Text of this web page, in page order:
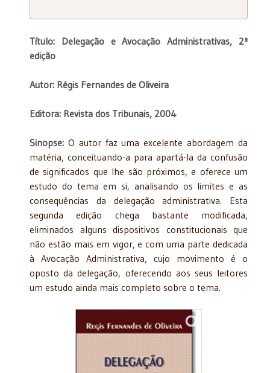
Título: Delegação e Avocação Administrativas, 2ª
edição
Autor: Régis Fernandes de Oliveira
Editora: Revista dos Tribunais, 2004
Sinopse: O autor faz uma excelente abordagem da
matéria, conceituando-a para apartá-la da confusão
de significados que lhe são próximos, e oferece um
estudo do tema em si, analisando os limites e as
consequências da delegação administrativa. Esta
segunda edição chega bastante modificada,
eliminados alguns dispositivos constitucionais que
não estão mais em vigor, e com uma parte dedicada
à Avocação Administrativa, cujo movimento é o
oposto da delegação, oferecendo aos seus leitores
um estudo ainda mais completo sobre o tema.